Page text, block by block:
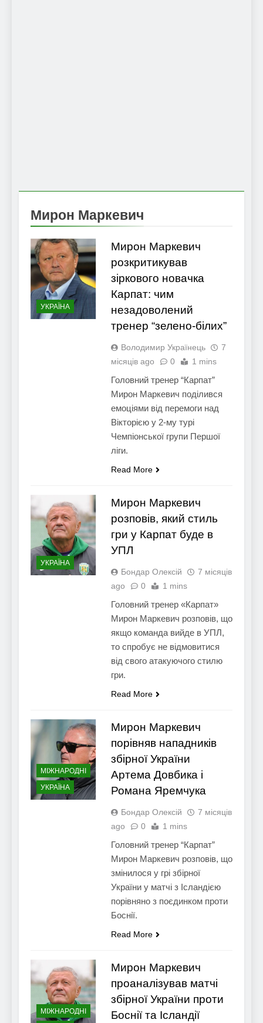
Мирон Маркевич
УКРАЇНА
Мирон Маркевич
розкритикував
зіркового новачка
Карпат: чим
незадоволений
тренер “зелено-білих”
Володимир Українець
7
місяців ago
0 1 mins
Головний тренер “Карпат”
Мирон Маркевич поділився
емоціями від перемоги над
Вікторією у 2-му турі
Чемпіонської групи Першої
ліги.
Read More
УКРАЇНА
Мирон Маркевич
розповів, який стиль
гри у Карпат буде в
УПЛ
Бондар Олексій
7 місяців
ago
0 1 mins
Головний тренер «Карпат»
Мирон Маркевич розповів, що
якщо команда вийде в УПЛ,
то спробує не відмовитися
від свого атакуючого стилю
гри.
Read More
МІЖНАРОДНІ
УКРАЇНА
Мирон Маркевич
порівняв нападників
збірної України
Артема Довбика і
Романа Яремчука
Бондар Олексій
7 місяців
ago
0 1 mins
Головний тренер “Карпат”
Мирон Маркевич розповів, що
змінилося у грі збірної
України у матчі з Ісландією
порівняно з поєдинком проти
Боснії.
Read More
МІЖНАРОДНІ
Мирон Маркевич
проаналізував матчі
збірної України проти
Боснії та Ісландії